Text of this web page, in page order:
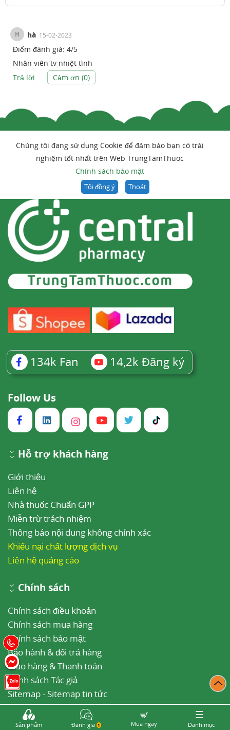
H hà 15-02-2023
Điểm đánh giá: 4/5
Nhân viên tv nhiệt tình
Trả lời
Cảm ơn (0)
Chúng tôi đang sử dụng Cookie để đảm bảo bạn có trải
nghiệm tốt nhất trên Web TrungTamThuoc
Chính sách bảo mật
Tôi đồng ý Thoát
134k Fan 14,2k Đăng ký
Follow Us
Hỗ trợ khách hàng
Giới thiệu
Liên hệ
Nhà thuốc Chuẩn GPP
Miễn trừ trách nhiệm
Thông báo nội dung không chính xác
Khiếu nại chất lượng dịch vụ
Liên hệ quảng cáo
Chính sách
Chính sách điều khoản
Chính sách mua hàng
Chính sách bảo mật
Bảo hành & đổi trả hàng
Giao hàng & Thanh toán
Danh sách Tác giả
Sitemap- Sitemap tin tức
Mọi thắc mắc liên hệ
Sản phẩm Đánh giá 1 Mua ngay Danh mục